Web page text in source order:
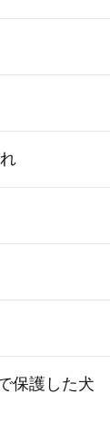
保護した犬